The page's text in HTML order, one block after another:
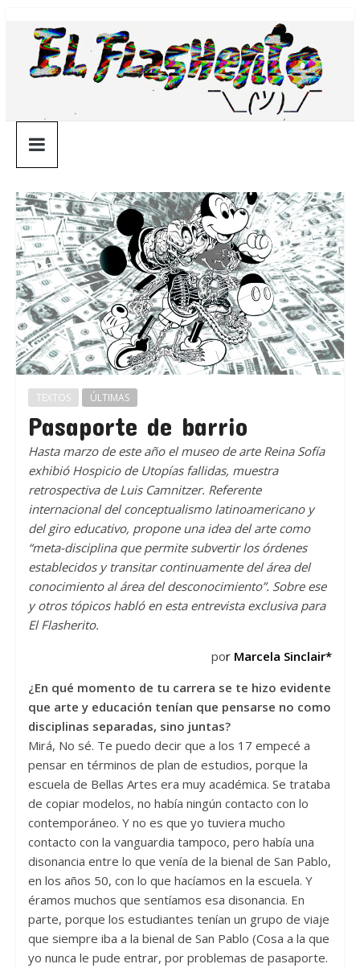
contenido
¯\_(ツ)_/
¯
TEXTOS ÚLTIMAS
Pasaporte de barrio
Hasta marzo de este año el museo de arte Reina Sofía
exhibióHospicio de Utopías fallidas, muestra
retrospectiva de Luis Camnitzer. Referente
internacional del conceptualismo latinoamericano y
del giro educativo, propone una idea del arte como
“meta-disciplina que permite subvertir los órdenes
establecidos y transitar continuamente del área del
conocimiento al área del desconocimiento”. Sobre ese
y otros tópicos habló en esta entrevista exclusiva para
El Flasherito.
por Marcela Sinclair*
¿En qué momento de tu carrera se te hizo evidente
que arte y educación tenían que pensarse no como
disciplinas separadas, sino juntas?
Mirá, No sé. Te puedo decir que a los 17 empecé a
pensar en términos de plan de estudios, porque la
escuela de Bellas Artes era muy académica. Se trataba
de copiar modelos, no había ningún contacto con lo
contemporáneo. Y no es que yo tuviera mucho
contacto con la vanguardia tampoco, pero había una
disonancia entre lo que venía de la bienal de San Pablo,
en los años 50, con lo que hacíamos en la escuela. Y
éramos muchos que sentíamos esa disonancia. En
parte, porque los estudiantes tenían un grupo de viaje
que siempre iba a la bienal de San Pablo (Cosa a la que
yo nunca le pude entrar, por problemas de pasaporte.